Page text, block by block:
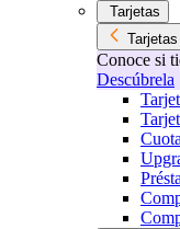
Tarjetas
Tarjetas
Conoce si
Descúbrela